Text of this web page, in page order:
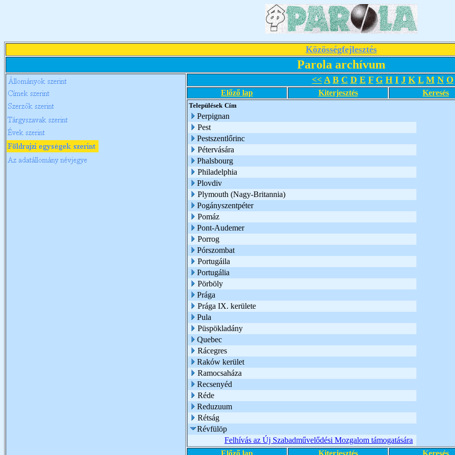
Közösségfejlesztés
Parola archívum
<< A B C D E F G H I J K L M N O
Előző lap Kiterjesztés Keresés
Települések Cím
Perpignan
Pest
Pestszentlőrinc
Pétervására
Phalsbourg
Philadelphia
Plovdiv
Plymouth (Nagy-Britannia)
Pogányszentpéter
Pomáz
Pont-Audemer
Porrog
Pórszombat
Portugáila
Portugália
Pörböly
Prága
Prága IX. kerülete
Pula
Püspökladány
Quebec
Rácegres
Raków kerület
Ramocsaháza
Recsenyéd
Réde
Reduzuum
Rétság
Révfülöp
Felhívás az Új Szabadművelődési Mozgalom támogatására
Előző lap
Kiterjesztés Keresés